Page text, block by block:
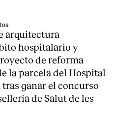
arquitectura
hospitalario y
de reforma
la parcela del Hospital
ganar el concurso
de Salut de les